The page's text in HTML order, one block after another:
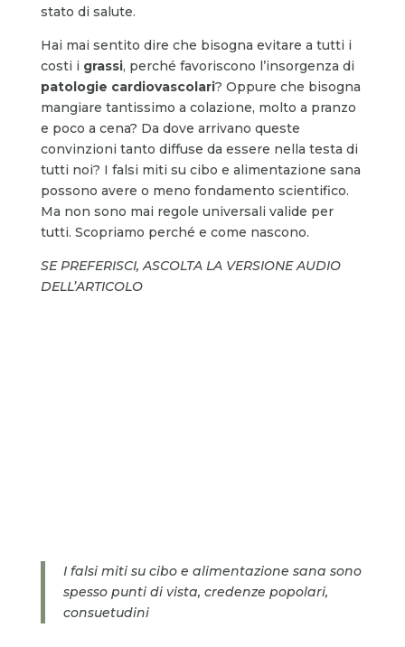
stato di salute.
Hai mai sentito dire che bisogna evitare a tutti i
costi i grassi, perché favoriscono l’insorgenza di
patologie cardiovascolari? Oppure che bisogna
mangiare tantissimo a colazione, molto a pranzo
e poco a cena? Da dove arrivano queste
convinzioni tanto diffuse da essere nella testa di
tutti noi? I falsi miti su cibo e alimentazione sana
possono avere o meno fondamento scientifico.
Ma non sono mai regole universali valide per
tutti. Scopriamo perché e come nascono.
SE PREFERISCI, ASCOLTA LA VERSIONE AUDIO
DELL’ARTICOLO
I falsi miti su cibo e alimentazione sana sono
spesso punti di vista, credenze popolari,
consuetudini